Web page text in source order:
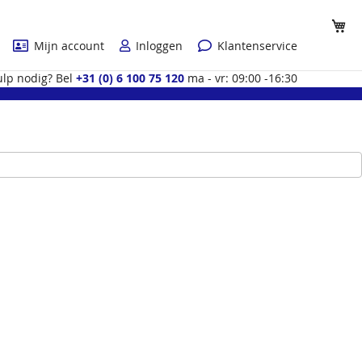
Mijn account
Inloggen Klantenservice
nodig? Bel +31 (0) 6 100 75 120 ma - vr: 09:00 -16:30